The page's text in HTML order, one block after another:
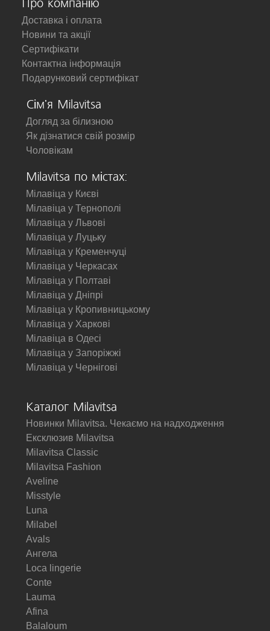
Про компанію
Доставка і оплата
Новини та акції
Сертифікати
Контактна інформація
Подарунковий сертифікат
Сім'я Milavitsa
Догляд за білизною
Як дізнатися свій розмір
Чоловікам
Milavitsa по містах:
Мілавіца у Києві
Мілавіца у Тернополі
Мілавіца у Львові
Мілавіца у Луцьку
Мілавіца у Кременчуці
Мілавіца у Черкасах
Мілавіца у Полтаві
Мілавіца у Дніпрі
Мілавіца у Кропивницькому
Мілавіца у Харкові
Мілавіца в Одесі
Мілавіца у Запоріжжі
Мілавіца у Чернігові
Каталог Milavitsa
Новинки Milavitsa. Чекаємо на надходження
Ексклюзив Milavitsa
Milavitsa Classic
Milavitsa Fashion
Aveline
Misstyle
Luna
Milabel
Avals
Ангела
Loca lingerie
Conte
Lauma
Afina
Balaloum